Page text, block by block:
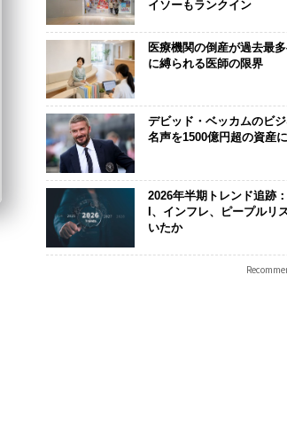
イソーもランクイン
医療機関の倒産が過去最
に縛られる医師の限界
デビッド・ベッカムのビ
名声を1500億円超の資産
2026年半期トレンド追跡
I、インフレ、ピープルリ
いたか